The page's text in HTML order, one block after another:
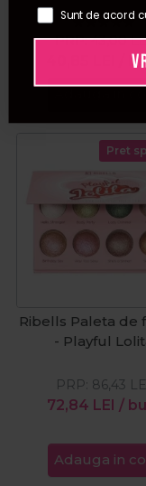
/
PRP:43,00
Pret
Ribells Paleta de
- Playful
72,84 LEI /
PRP: 86,43
Adauga in
Sunt de acord